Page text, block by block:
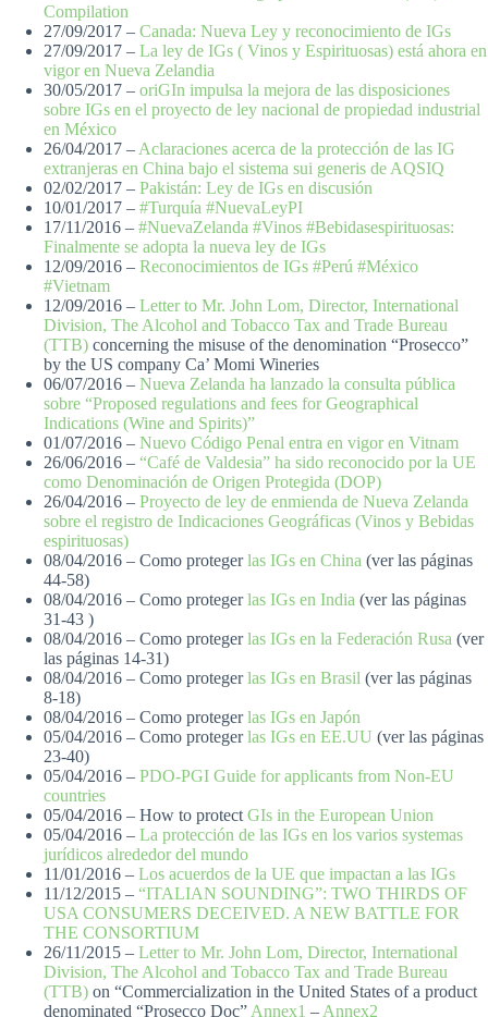
Compilation
27/09/2017 – Canada: Nueva Ley y reconocimiento de IGs
27/09/2017 – La ley de IGs ( Vinos y Espirituosas) está ahora en
vigor en Nueva Zelandia
30/05/2017 – oriGIn impulsa la mejora de las disposiciones
sobre IGs en el proyecto de ley nacional de propiedad industrial
en México
26/04/2017 – Aclaraciones acerca de la protección de las IG
extranjeras en China bajo el sistema sui generis de AQSIQ
02/02/2017 – Pakistán: Ley de IGs en discusión
10/01/2017 – #Turquía #NuevaLeyPI
17/11/2016 – #NuevaZelanda #Vinos #Bebidasespirituosas:
Finalmente se adopta la nueva ley de IGs
12/09/2016 – Reconocimientos de IGs #Perú #México
#Vietnam
12/09/2016 – Letter to Mr. John Lom, Director, International
Division, The Alcohol and Tobacco Tax and Trade Bureau
(TTB) concerning the misuse of the denomination “Prosecco”
by the US company Ca’ Momi Wineries
06/07/2016 – Nueva Zelanda ha lanzado la consulta pública
sobre “Proposed regulations and fees for Geographical
Indications (Wine and Spirits)”
01/07/2016 – Nuevo Código Penal entra en vigor en Vitnam
26/06/2016 – “Café de Valdesia” ha sido reconocido por la UE
como Denominación de Origen Protegida (DOP)
26/04/2016 – Proyecto de ley de enmienda de Nueva Zelanda
sobre el registro de Indicaciones Geográficas (Vinos y Bebidas
espirituosas)
08/04/2016 – Como protegerlas IGs en China (ver las páginas
44-58)
08/04/2016 – Como protegerlas IGs en India (ver las páginas
31-43 )
08/04/2016 – Como protegerlas IGs en la Federación Rusa (ver
las páginas 14-31)
08/04/2016 – Como protegerlas IGs en Brasil (ver las páginas
8-18)
08/04/2016 – Como protegerlas IGs en Japón
05/04/2016 – Como protegerlas IGs en EE.UU (ver las páginas
23-40)
05/04/2016 – PDO-PGI Guide for applicants from Non-EU
countries
05/04/2016 – How to protect GIs in the European Union
05/04/2016 – La protección de las IGs en los varios systemas
jurídicos alrededor del mundo
11/01/2016 – Los acuerdos de la UE que impactan a las IGs
11/12/2015 – “ITALIAN SOUNDING”: TWO THIRDS OF
USA CONSUMERS DECEIVED. A NEW BATTLE FOR
THE CONSORTIUM
26/11/2015 – Letter to Mr. John Lom, Director, International
Division, The Alcohol and Tobacco Tax and Trade Bureau
(TTB) on “Commercialization in the United States of a product
denominated “Prosecco Doc” Annex1 – Annex2